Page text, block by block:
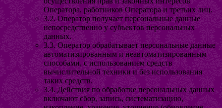
Оператора, работников Оператора и третьих лиц.
3.2. Оператор получает персональные данные
непосредственно у субъектов персональных
данных.
3.3. Оператор обрабатывает персональные данные
автоматизированным и неавтоматизированным
способами, с использованием средств
вычислительной техники и без использования
таких средств.
3.4. Действия по обработке персональных данных
включают сбор, запись, систематизацию,